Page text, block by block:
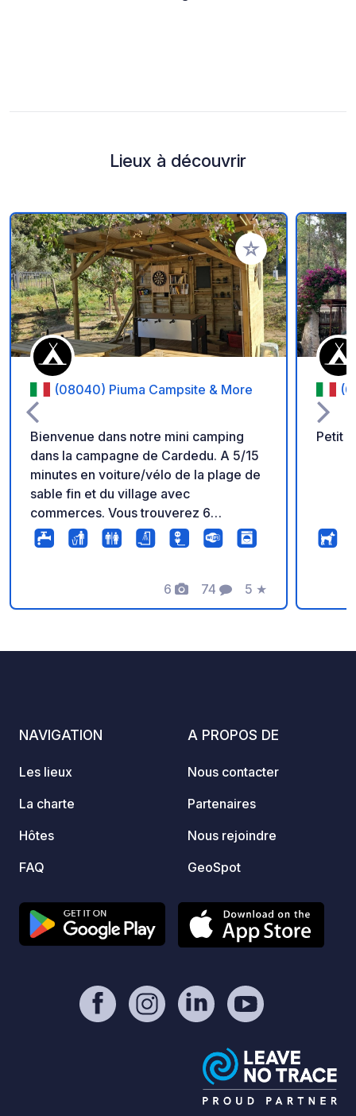
Lieux à découvrir
Ajouter à vos
(08040) Piuma Campsite & More
Bienvenue dans notre mini camping
dans la campagne de Cardedu. A 5/15
minutes en voiture/vélo de la plage de
sable fin et du village avec
commerces. Vous trouverez 6
emplacements, 2 emplacements pour
tentes, 1 mobil-home, 1 appartement
une kitchenette, une laverie, un
barbecue, un espace commun... dans
Nos places de parking ne sont pas
surdimensionnés. L'inscription par
téléphone est recommandée car il y a
6
Photos
74
Commentaires
5
Note
★
Petit
NAVIGATION
Les lieux
La charte
Hôtes
FAQ
A PROPOS DE
Nous contacter
Partenaires
Nous rejoindre
GeoSpot